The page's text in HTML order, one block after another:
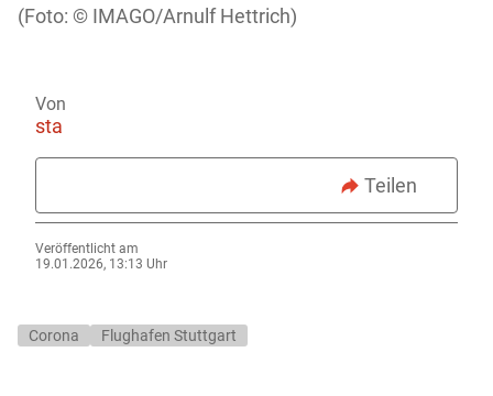
IMAGO/Arnulf Hettrich)
Von
sta
Teilen
Veröffentlicht am
19.01.2026, 13:13 Uhr
Corona Flughafen Stuttgart